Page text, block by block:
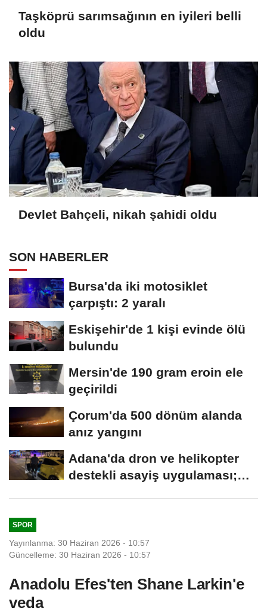
Taşköprü sarımsağının en iyileri belli
oldu
Devlet Bahçeli, nikah şahidi oldu
SON HABERLER
Bursa'da iki motosiklet
çarpıştı: 2 yaralı
Eskişehir'de 1 kişi evinde ölü
bulundu
Mersin'de 190 gram eroin ele
geçirildi
Çorum'da 500 dönüm alanda
anız yangını
Adana'da dron ve helikopter
destekli asayiş uygulaması;
SPOR
Yayınlanma: 30 Haziran 2026 - 10:57
Güncelleme: 30 Haziran 2026 - 10:57
Anadolu Efes'ten Shane Larkin'e
veda